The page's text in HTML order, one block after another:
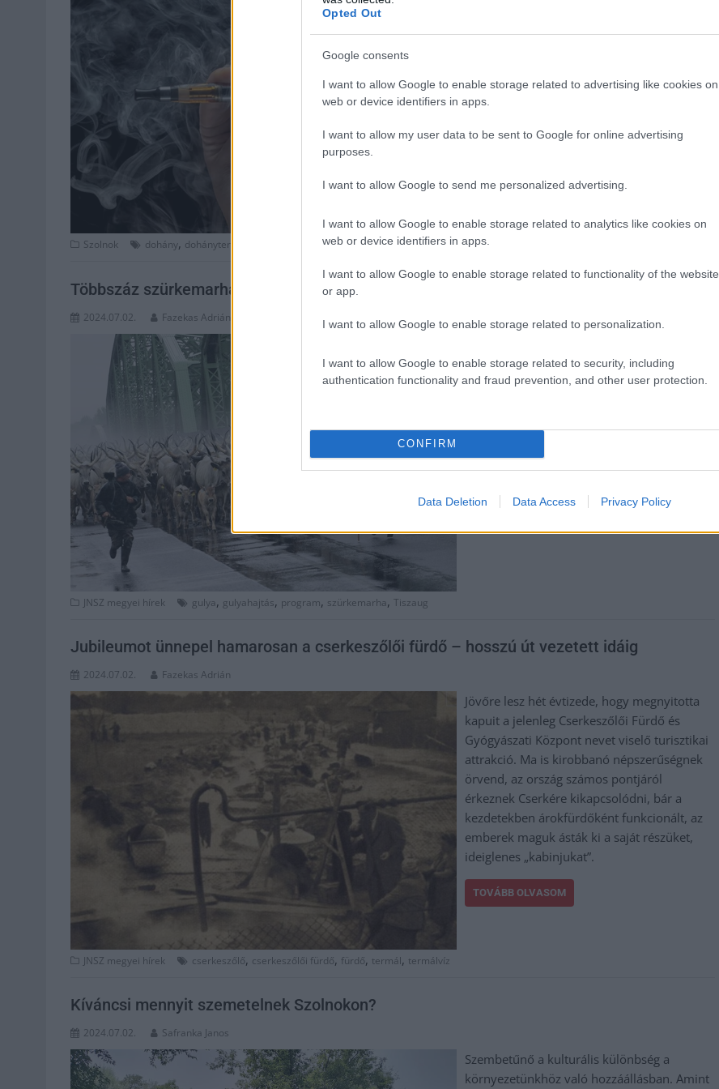
Opted Out
Google consents
I want to allow Google to enable storage related to advertising like cookies on
web or device identifiers in apps.
I want to allow my user data to be sent to Google for online advertising
purposes.
I want to allow Google to send me personalized advertising.
I want to allow Google to enable storage related to analytics like cookies on
web or device identifiers in apps.
I want to allow Google to enable storage related to functionality of the website
or app.
I want to allow Google to enable storage related to personalization.
I want to allow Google to enable storage related to security, including
authentication functionality and fraud prevention, and other user protection.
CONFIRM
Data Deletion Data Access Privacy Policy
ügyben, az ízesített elektromos cigaretták (e-
cigaretták) népszerűsége a fiatalok körében
Szolnok dohány, dohánytermék elektromos cigaretta,nav
Többszáz szürkemarhát terelnek át Tiszaugon
2024.07.02. Fazekas Adrián
egyedülálló, Agrohof Gulyahajtás és
traktoros bemutatóra, amelyet Tiszaugon
napos kézműves vásárral, programokkal és
JNSZ megyei hírek gulya, gulyahajtás, program, szürkemarha, Tiszaug
Jubileumot ünnepel hamarosan a cserkeszőlői fürdő – hosszú út vezetett idáig
2024.07.02. Fazekas Adrián
Jövőre lesz hét évtizede, hogy megnyitotta
kapuit a jelenleg Cserkeszőlői Fürdő és
Gyógyászati Központ nevet viselő turisztikai
attrakció. Ma is kirobbanó népszerűségnek
örvend, az ország számos pontjáról
érkeznek Cserkére kikapcsolódni, bár a
kezdetekben árokfürdőként funkcionált, az
emberek maguk ásták ki a saját részüket,
ideiglenes „kabinjukat”.
TOVÁBB OLVASOM
JNSZ megyei hírek cserkeszőlő, cserkeszőlői fürdő, fürdő, termál, termálvíz
Kíváncsi mennyit szemetelnek Szolnokon?
2024.07.02. Safranka Janos
Szembetűnő a kulturális különbség a
környezetünkhöz való hozzáállásban. Amint